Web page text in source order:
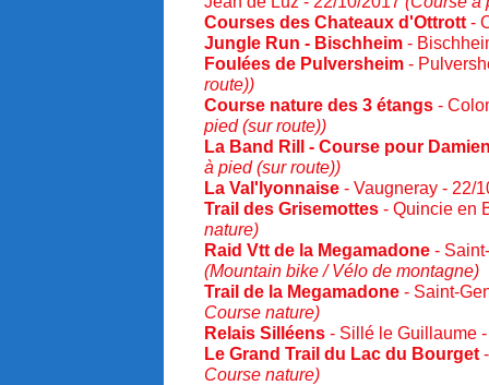
Courses des Chateaux d'Ottrott -
Jungle Run - Bischheim -
Foulées de Pulversheim -
route))
Course nature des 3 étangs -
pied (sur route))
La Band Rill - Course pour
à pied (sur route))
La Val'lyonnaise - Vaugneray - 22/
Trail des Grisemottes - Quincie en
nature)
Raid Vtt de la Megamadone -
(Mountain bike / Vélo de montagne)
Trail de la Megamadone - Saint-
Course nature)
Relais Silléens - Sillé le Guillaume
Le Grand Trail du Lac du Bourget
Course nature)